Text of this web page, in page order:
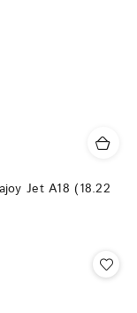
Jet A18 (18.22